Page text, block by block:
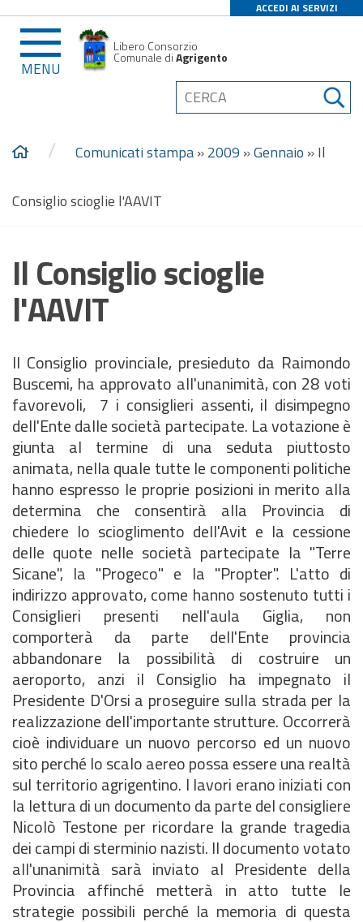
ACCEDI AI SERVIZI
MENU
Libero Consorzio
Comunale diAgrigento
/ Comunicati stampa»2009 »Gennaio »Il
Consiglio scioglie l'AAVIT
Il Consiglio scioglie
l'AAVIT
Il Consiglio provinciale, presieduto da Raimondo
Buscemi, ha approvato all'unanimità, con 28 voti
favorevoli, 7 i consiglieri assenti, il disimpegno
dell'Ente dalle società partecipate. La votazione è
giunta al termine di una seduta piuttosto
animata, nella quale tutte le componenti politiche
hanno espresso le proprie posizioni in merito alla
determina che consentirà alla Provincia di
chiedere lo scioglimento dell'Avit e la cessione
delle quote nelle società partecipate la "Terre
Sicane", la "Progeco" e la "Propter". L'atto di
indirizzo approvato, come hanno sostenuto tutti i
Consiglieri presenti nell'aula Giglia, non
comporterà da parte dell'Ente provincia
abbandonare la possibilità di costruire un
aeroporto, anzi il Consiglio ha impegnato il
Presidente D'Orsi a proseguire sulla strada per la
realizzazione dell'importante strutture. Occorrerà
cioè individuare un nuovo percorso ed un nuovo
sito perché lo scalo aereo possa essere una realtà
sul territorio agrigentino. I lavori erano iniziati con
la lettura di un documento da parte del consigliere
Nicolò Testone per ricordare la grande tragedia
dei campi di sterminio nazisti. Il documento votato
all'unanimità sarà inviato al Presidente della
Provincia affinché metterà in atto tutte le
strategie possibili perché la memoria di questa